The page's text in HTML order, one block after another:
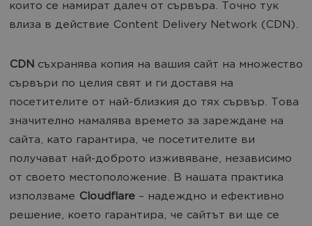
които се намират далеч от сървъра. Точно тук
влиза в действие Content Delivery Network (CDN).
CDN съхранява копия на вашия сайт на множество
сървъри по целия свят и ги доставя на
посетителите от най-близкия до тях сървър. Това
значително намалява времето за зареждане на
сайта, като гарантира, че посетителите ви
получават най-доброто изживяване, независимо
от своето местоположение. В нашата практика
използваме Cloudflare – надеждно и ефективно
решение, което гарантира, че сайтът ви ще се